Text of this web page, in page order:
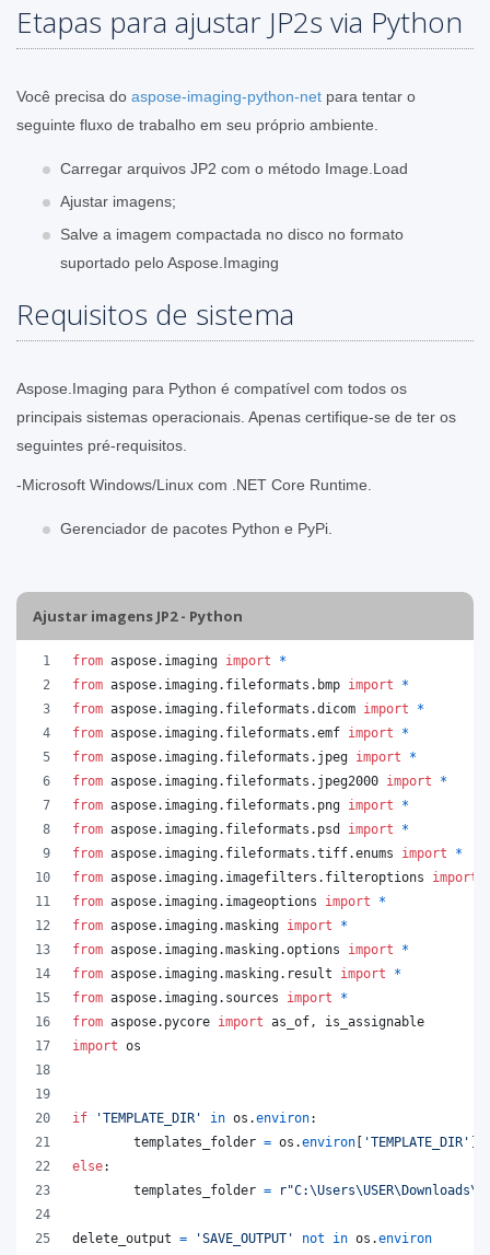
Etapas para ajustar JP2s via Python
Você precisa do aspose-imaging-python-net para tentar o
seguinte fluxo de trabalho em seu próprio ambiente.
Carregar arquivos JP2 com o método Image.Load
Ajustar imagens;
Salve a imagem compactada no disco no formato
suportado pelo Aspose.Imaging
Requisitos de sistema
Aspose.Imaging para Python é compatível com todos os
principais sistemas operacionais. Apenas certifique-se de ter os
seguintes pré-requisitos.
-Microsoft Windows/Linux com .NET Core Runtime.
Gerenciador de pacotes Python e PyPi.
Ajustar imagens JP2 - Python
from aspose. imaging import
*
from aspose. imaging. fileformats . bmp import
*
from aspose. imaging. fileformats .dicom import
*
from aspose. imaging. fileformats .emf import
*
from aspose. imaging. fileformats . jpeg import
*
from aspose. imaging. fileformats . jpeg2000 import
*
from aspose. imaging. fileformats . png import
*
from aspose. imaging. fileformats . psd import
*
from aspose. imaging. fileformats .tiff.enums import
*
from aspose. imaging. imagefilters . filteroptions import
from aspose. imaging. imageoptions import
*
from aspose. imaging.masking import
*
from aspose. imaging.masking.options import
*
from aspose. imaging.masking. result import
*
from aspose. imaging. sources import
*
from aspose. pycore import as_of , is_assignable
import os
if 'TEMPLATE_DIR' in os .environ:
templates_folder = os .environ [ 'TEMPLATE_DIR' ]
else:
templates_folder =
delete_output = 'SAVE_OUTPUT' not in os .environ